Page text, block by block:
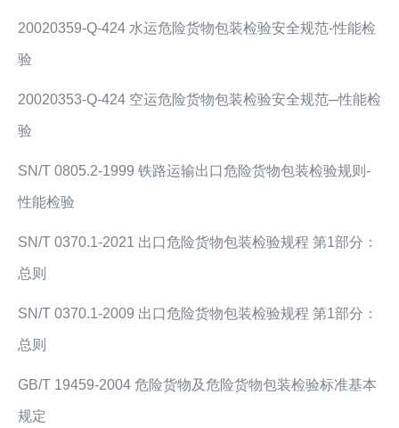
20020359-Q-424 水运危险货物包装检验安全规范-性能检
验
20020353-Q-424 空运危险货物包装检验安全规范─性能检
验
SN/T 0805.2-1999 铁路运输出口危险货物包装检验规则-
性能检验
SN/T 0370.1-2021 出口危险货物包装检验规程 第1部分：
总则
SN/T 0370.1-2009 出口危险货物包装检验规程 第1部分：
总则
GB/T 19459-2004 危险货物及危险货物包装检验标准基本
规定